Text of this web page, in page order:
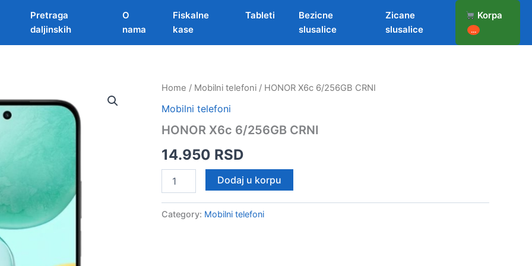
Pretraga
daljinskih
O
nama
Fiskalne
kase
Tableti
Bezicne
slusalice
Zicane
slusalice
Korpa
...
Home / Mobilni telefoni / HONOR X6c 6/256GB CRNI
Mobilni telefoni
HONOR X6c 6/256GB CRNI
14.950 RSD
X6c
CRNI
quantity
Dodaj u korpu
Category: Mobilni telefoni